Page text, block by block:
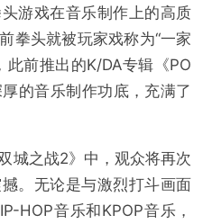
游戏在音乐制作上的高质
拳头就被玩家戏称为“一家
此前推出的K/DA专辑《PO
的音乐制作功底，充满了
城之战2》中，观众将再次
。无论是与激烈打斗画面
HOP音乐和KPOP音乐，